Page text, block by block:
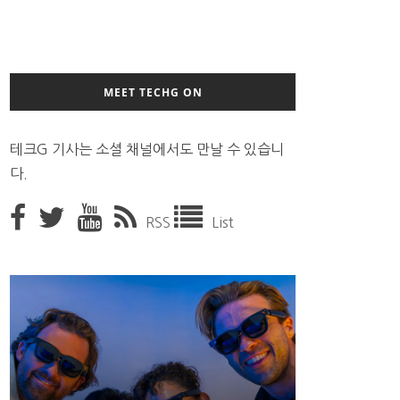
MEET TECHG ON
테크G 기사는 소셜 채널에서도 만날 수 있습니
다.
RSS List